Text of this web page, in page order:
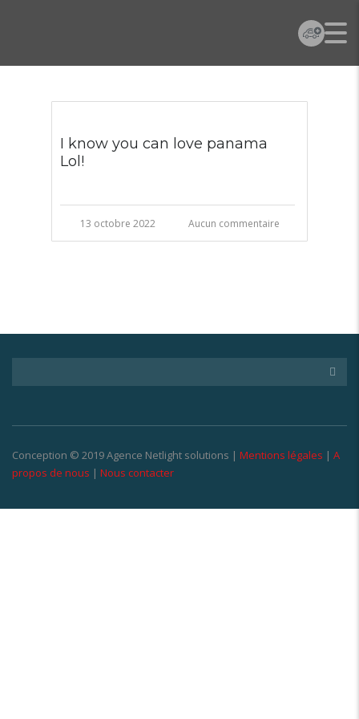
I know you can love panama
Lol!
13 octobre 2022 Aucun commentaire
Conception © 2019 Agence Netlight solutions | Mentions légales | A
propos de nous | Nous contacter